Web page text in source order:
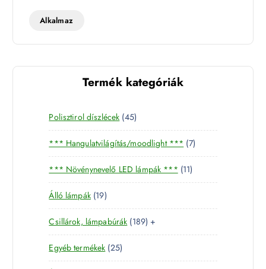
t
Alkalmaz
Termék kategóriák
Polisztirol díszlécek 454
5
t
e
r
m
k
*** Hangulatvilágítás/moodlight *** 77
t
r
é
*** Növénynevelő LED lámpák *** 111
1
e
m
k
Álló lámpák 191
9
t
e
r
m
Csillárok, lámpabúrák 1891
8
t
+
Egyéb termékek 252
5